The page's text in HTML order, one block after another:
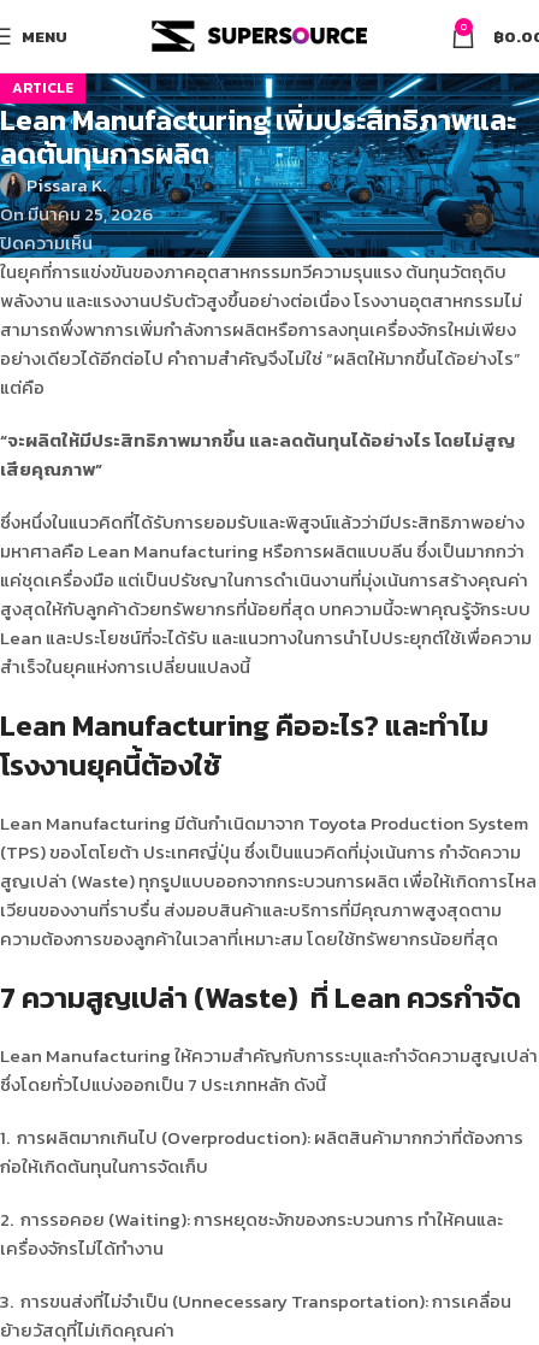
MENU 0 ฿
ARTICLE
Lean Manufacturing เพิ่มประสิทธิภาพและ
ลดต้นทุนการผลิต
Pissara K.
On มีนาคม 25, 2026
ปิดความเห็น
ในยุคที่การแข่งขันของภาคอุตสาหกรรมทวีความรุนแรง ต้นทุนวัตถุดิบ
พลังงาน และแรงงานปรับตัวสูงขึ้นอย่างต่อเนื่อง โรงงานอุตสาหกรรมไม่
สามารถพึ่งพาการเพิ่มกำลังการผลิตหรือการลงทุนเครื่องจักรใหม่เพียง
อย่างเดียวได้อีกต่อไป คำถามสำคัญจึงไม่ใช่ “ผลิตให้มากขึ้นได้อย่างไร”
แต่คือ
“จะผลิตให้มีประสิทธิภาพมากขึ้น และลดต้นทุนได้อย่างไร โดยไม่สูญ
เสียคุณภาพ”
ซึ่งหนึ่งในแนวคิดที่ได้รับการยอมรับและพิสูจน์แล้วว่ามีประสิทธิภาพอย่าง
มหาศาลคือ Lean Manufacturing หรือการผลิตแบบลีน ซึ่งเป็นมากกว่า
แค่ชุดเครื่องมือ แต่เป็นปรัชญาในการดำเนินงานที่มุ่งเน้นการสร้างคุณค่า
สูงสุดให้กับลูกค้าด้วยทรัพยากรที่น้อยที่สุด บทความนี้จะพาคุณรู้จักระบบ
Lean และประโยชน์ที่จะได้รับ และแนวทางในการนำไปประยุกต์ใช้เพื่อความ
สำเร็จในยุคแห่งการเปลี่ยนแปลงนี้
Lean Manufacturing คืออะไร? และทำไม
โรงงานยุคนี้ต้องใช้
Lean Manufacturing มีต้นกำเนิดมาจาก Toyota Production System
(TPS) ของโตโยต้า ประเทศญี่ปุ่น ซึ่งเป็นแนวคิดที่มุ่งเน้นการ กำจัดความ
สูญเปล่า (Waste) ทุกรูปแบบออกจากกระบวนการผลิต เพื่อให้เกิดการไหล
เวียนของงานที่ราบรื่น ส่งมอบสินค้าและบริการที่มีคุณภาพสูงสุดตาม
ความต้องการของลูกค้าในเวลาที่เหมาะสม โดยใช้ทรัพยากรน้อยที่สุด
7 ความสูญเปล่า (Waste) ที่ Lean ควรกำจัด
Lean Manufacturing ให้ความสำคัญกับการระบุและกำจัดความสูญเปล่า
ซึ่งโดยทั่วไปแบ่งออกเป็น 7 ประเภทหลัก ดังนี้
1. การผลิตมากเกินไป (Overproduction): ผลิตสินค้ามากกว่าที่ต้องการ
ก่อให้เกิดต้นทุนในการจัดเก็บ
2. การรอคอย (Waiting): การหยุดชะงักของกระบวนการ ทำให้คนและ
เครื่องจักรไม่ได้ทำงาน
3. การขนส่งที่ไม่จำเป็น (Unnecessary Transportation): การเคลื่อน
ย้ายวัสดุที่ไม่เกิดคุณค่า